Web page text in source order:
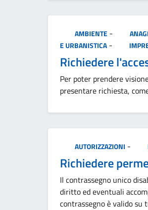
Categoria:
AMBIENTE -
E URBANISTICA -
Richiedere
Per poter prendere
presentare richiesta,
Categoria:
AUTORIZZAZIONI -
Richiedere
Il contrassegno unico
diritto ed eventuali
contrassegno è valido